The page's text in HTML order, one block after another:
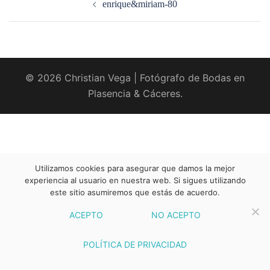
enrique&miriam-80
© 2026 Christian Vega | Fotógrafo de Bodas en
Plasencia & Cáceres.
Utilizamos cookies para asegurar que damos la mejor
experiencia al usuario en nuestra web. Si sigues utilizando
este sitio asumiremos que estás de acuerdo.
ACEPTO NO ACEPTO
POLÍTICA DE PRIVACIDAD